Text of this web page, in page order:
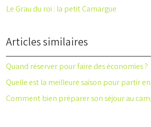
Le Grau du roi : la petit Camargue
Articles similaires
Quand réserver pour faire des économies ?
Quelle est la meilleure saison pour partir
Comment bien préparer son séjour au